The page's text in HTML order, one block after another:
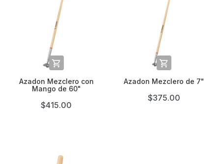

Azadon Mezclero con
Mango de 60"
$415.00

Azadon Mezclero de 7"
$375.00